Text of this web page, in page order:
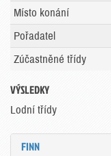
Místo konání
Pořadatel
Zúčastněné třídy
VÝSLEDKY
Lodní třídy
FINN